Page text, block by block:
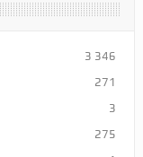
3 346
271
3
275